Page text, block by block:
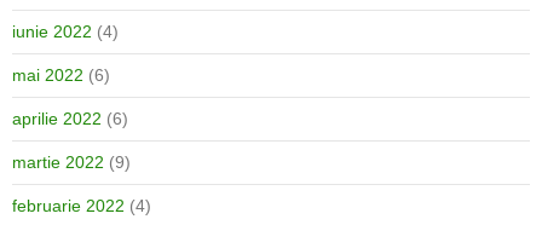
iunie 2022 (4)
mai 2022 (6)
aprilie 2022 (6)
martie 2022 (9)
februarie 2022 (4)